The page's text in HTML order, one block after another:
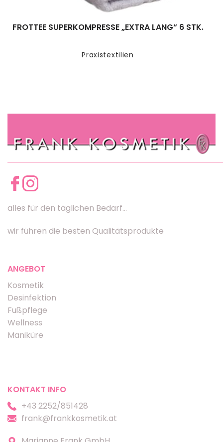
Praxistextilien
FROTTEE SUPERKOMPRESSE „EXTRA LANG“ 6 STK.
alles für den täglichen Bedarf...
wir führen die besten Qualitätsprodukte
ANGEBOT
Kosmetik
Desinfektion
Fußpflege
Wellness
Maniküre
KONTAKT INFO
+43 2252/851428
frank@frankkosmetik.at